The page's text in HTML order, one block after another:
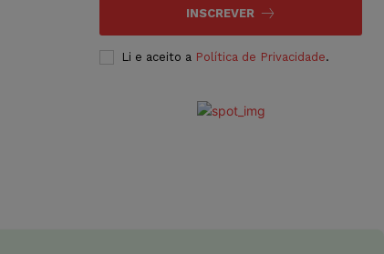
INSCREVER
Li e aceito a Política de Privacidade.